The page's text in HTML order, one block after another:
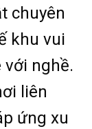
chuyên
khu vui
nghề.
liên
ứng xu